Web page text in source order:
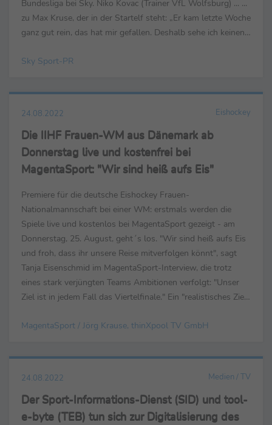
Bundesliga bei Sky. Niko Kovac (Trainer VfL Wolfsburg) ... ...
zu Max Kruse, der in der Startelf steht: „Er kam letzte Woche
ganz gut rein, das hat mir gefallen. Deshalb sehe ich keinen
Sky Sport-PR
24.08.2022 Eishockey
Die IIHF Frauen-WM aus Dänemark ab
Donnerstag live und kostenfrei bei
MagentaSport: "Wir sind heiß aufs Eis"
Premiere für die deutsche Eishockey Frauen-
Nationalmannschaft bei einer WM: erstmals werden die
Spiele live und kostenlos bei MagentaSport gezeigt - am
Donnerstag, 25. August, geht´s los. "Wir sind heiß aufs Eis
und froh, dass ihr unsere Reise mitverfolgen könnt", sagt
Tanja Eisenschmid im MagentaSport-Interview, die trotz
eines stark verjüngten Teams Ambitionen verfolgt: "Unser
Ziel ist in jedem Fall das Viertelfinale." Ein "realistisches Ziel"
MagentaSport / Jörg Krause, thinXpool TV GmbH
24.08.2022 Medien / TV
Der Sport-Informations-Dienst (SID) und tool-
e-byte (TEB) tun sich zur Digitalisierung des